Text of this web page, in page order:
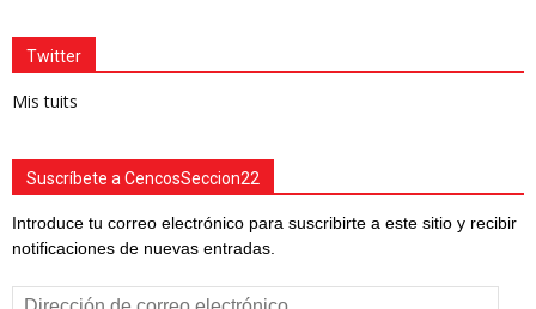
Twitter
Mis tuits
Suscríbete a CencosSeccion22
Introduce tu correo electrónico para suscribirte a este sitio y recibir
notificaciones de nuevas entradas.
Dirección